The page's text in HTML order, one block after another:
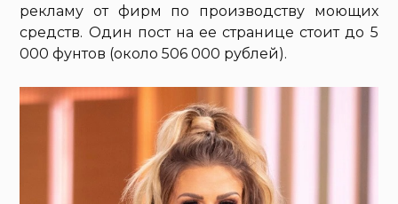
рекламу от фирм по производству моющих
средств. Один пост на ее странице стоит до 5
000 фунтов (около 506 000 рублей).